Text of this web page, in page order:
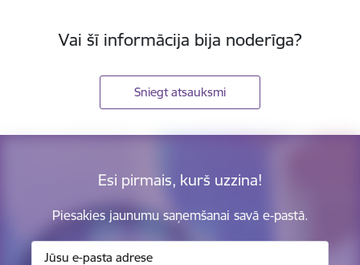
Vai šī informācija bija noderīga?
Sniegt atsauksmi
Esi pirmais, kurš uzzina!
Piesakies jaunumu saņemšanai savā e-pastā.